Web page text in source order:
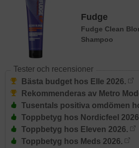
Fudge
Fudge Clean
Shampoo
Tester och recensioner
Bästa budget hos Elle 2026.
Rekommenderas av Metro
Tusentals positiva omdömen
Toppbetyg hos Nordicfeel
Toppbetyg hos Eleven 2026.
Toppbetyg hos Meds 2026.